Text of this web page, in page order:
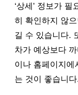
‘상세’ 정보가 필
히 확인하지 않
길 수 있습니다.
차가 예상보다
이나 홈페이지에
는 것이 좋습니